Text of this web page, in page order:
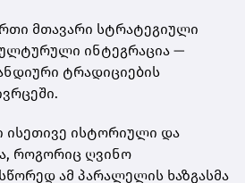
მთავარი სტრატეგიული
ინტეგრაცია —
ტრადიციების
ისეთივე ისტორიული და
როგორიც ღვინო
ამ პარალელის ხაზგასმა